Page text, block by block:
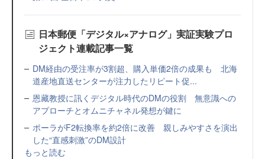
日本郵便「デジタル×アナログ」実証実験プロ
ジェクト連載記事一覧
DM経由の受注率が3割超、購入単価2倍の成果も 北海
道産地直送センターが注力したリピート促...
恩藏教授に訊くデジタル時代のDMの役割 無意識への
アプローチとオムニチャネル発想が鍵に
ポーラがF2転換率を約2倍に改善 親しみやすさを演出
した“直感刺激”のDM設計
もっと読む